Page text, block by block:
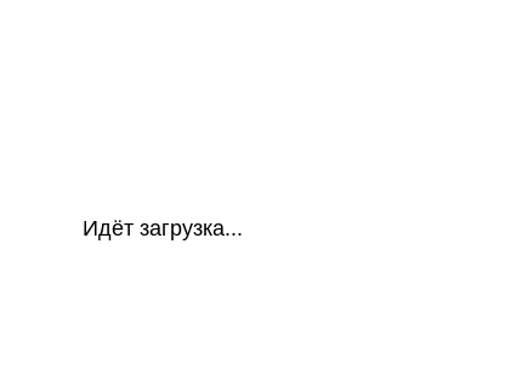
Идёт загрузка...